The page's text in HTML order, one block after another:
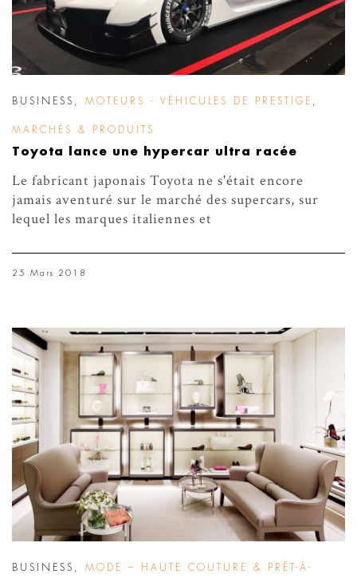
BUSINESS MOTEURS - VÉHICULES DE PRESTIGE
MARCHÉS & PRODUITS
Toyota lance une hypercar ultra racée
Le fabricant japonais Toyota ne s'était encore
jamais aventuré sur le marché des supercars, sur
lequel les marques italiennes et
25 Mars 2018
BUSINESS , MODE – HAUTE COUTURE & PRÊT-À-